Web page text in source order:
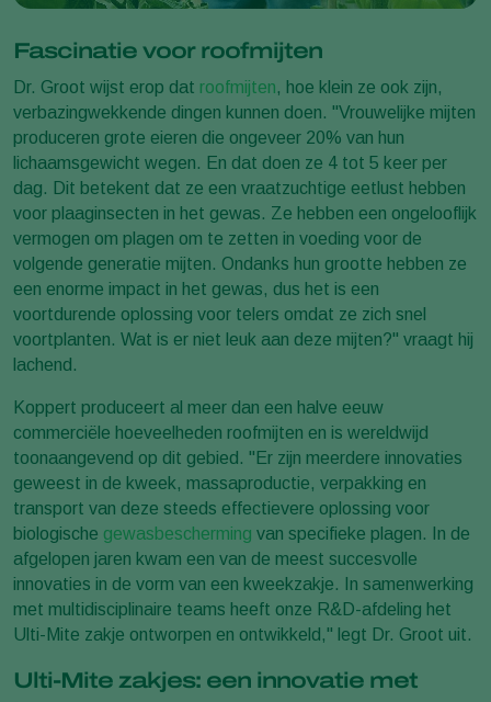
Fascinatie voor roofmijten
Dr. Groot wijst erop dat roofmijten, hoe klein ze ook zijn,
verbazingwekkende dingen kunnen doen. "Vrouwelijke mijten
produceren grote eieren die ongeveer 20% van hun
lichaamsgewicht wegen. En dat doen ze 4 tot 5 keer per
dag. Dit betekent dat ze een vraatzuchtige eetlust hebben
voor plaaginsecten in het gewas. Ze hebben een ongelooflijk
vermogen om plagen om te zetten in voeding voor de
volgende generatie mijten. Ondanks hun grootte hebben ze
een enorme impact in het gewas, dus het is een
voortdurende oplossing voor telers omdat ze zich snel
voortplanten. Wat is er niet leuk aan deze mijten?" vraagt hij
lachend.
Koppert produceert al meer dan een halve eeuw
commerciële hoeveelheden roofmijten en is wereldwijd
toonaangevend op dit gebied. "Er zijn meerdere innovaties
geweest in de kweek, massaproductie, verpakking en
transport van deze steeds effectievere oplossing voor
biologische gewasbescherming van specifieke plagen. In de
afgelopen jaren kwam een van de meest succesvolle
innovaties in de vorm van een kweekzakje. In samenwerking
met multidisciplinaire teams heeft onze R&D-afdeling het
Ulti-Mite zakje ontworpen en ontwikkeld," legt Dr. Groot uit.
Ulti-Mite zakjes: een innovatie met